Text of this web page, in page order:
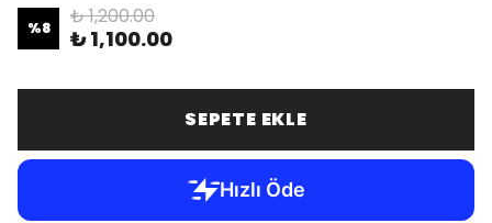
%8 ₺ 1,200.00
₺ 1,100.00
SEPETE EKLE